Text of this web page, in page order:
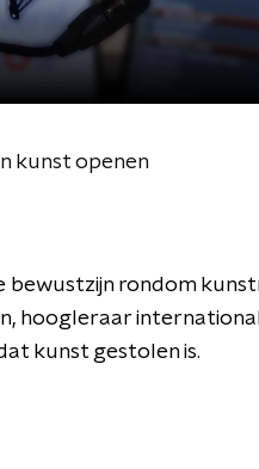
kunst openen
bewustzijn rondom
hoogleraar
kunst gestolen is.